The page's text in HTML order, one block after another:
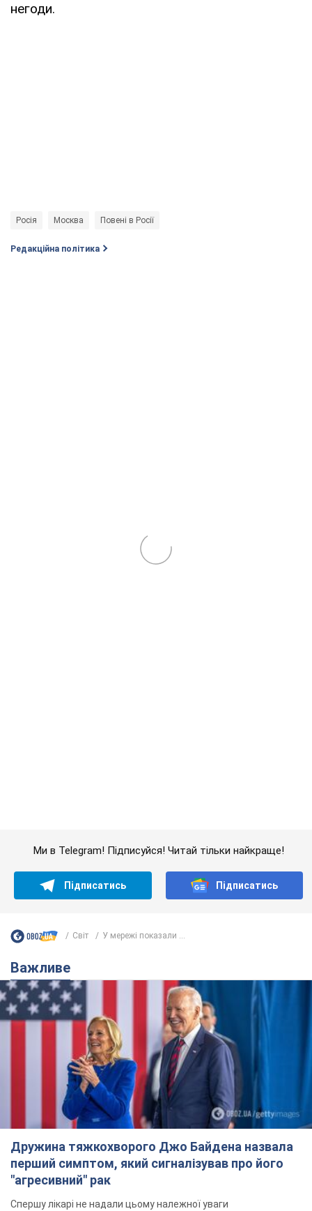
негоди.
Росія Москва Повені в Росії
Редакційна політика
Ми в Telegram! Підписуйся! Читай тільки найкраще!
Підписатись Підписатись
Світ У мережі показали ...
Важливе
Дружина тяжкохворого Джо Байдена назвала
перший симптом, який сигналізував про його
"агресивний" рак
Спершу лікарі не надали цьому належної уваги